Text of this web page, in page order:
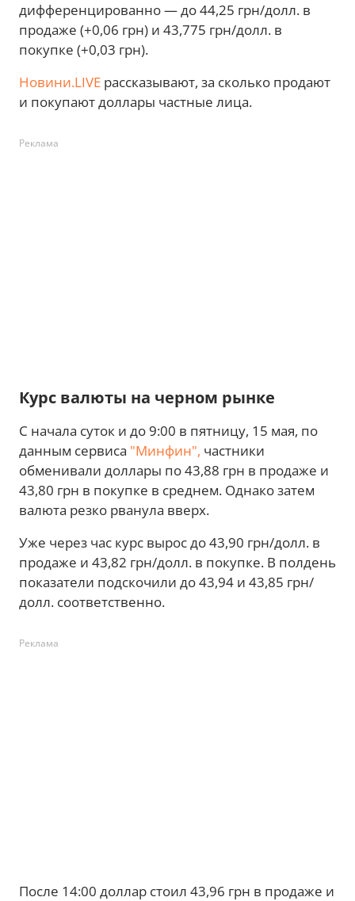
дифференцированно — до 44,25 грн/долл. в
продаже (+0,06 грн) и 43,775 грн/долл. в
покупке (+0,03 грн).
Новини.LIVE рассказывают, за сколько продают
и покупают доллары частные лица.
Реклама
Курс валюты на черном рынке
С начала суток и до 9:00 в пятницу, 15 мая, по
данным сервиса "Минфин", частники
обменивали доллары по 43,88 грн в продаже и
43,80 грн в покупке в среднем. Однако затем
валюта резко рванула вверх.
Уже через час курс вырос до 43,90 грн/долл. в
продаже и 43,82 грн/долл. в покупке. В полдень
показатели подскочили до 43,94 и 43,85 грн/
долл. соответственно.
Реклама
После 14:00 доллар стоил 43,96 грн в продаже и